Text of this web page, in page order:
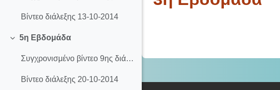
Βίντεο διάλεξης 13-10-2014
Σύμπτυξη
5η Εβδομάδα
Συγχρονισμένο βίντεο 9ης διάλεξης (20-10-2014)
Βίντεο διάλεξης 20-10-2014